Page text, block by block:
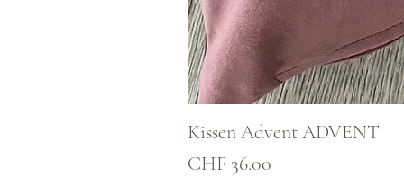
Kissen Advent ADVENT
Preis
CHF 36.00